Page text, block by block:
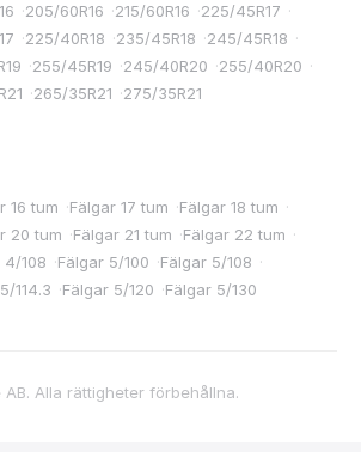
·205/60R16 ·215/60R16 ·225/45R17 ·
·225/40R18 ·235/45R18 ·245/45R18 ·
·255/45R19 ·245/40R20 ·255/40R20 ·
·265/35R21 ·275/35R21
16 tum ·Fälgar 17 tum ·Fälgar 18 tum ·
20 tum ·Fälgar 21 tum ·Fälgar 22 tum ·
4/108 ·Fälgar 5/100 ·Fälgar 5/108 ·
114.3 ·Fälgar 5/120 ·Fälgar 5/130
Alla rättigheter förbehållna.